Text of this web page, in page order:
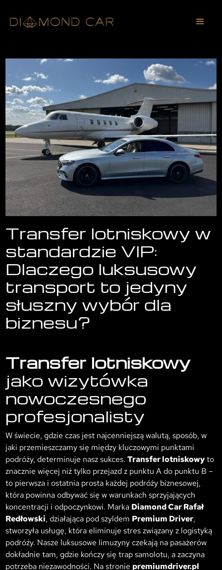
Transfer lotniskowy w
standardzie VIP:
Dlaczego luksusowy
transport to jedyny
słuszny wybór dla
biznesu?
Transfer lotniskowy
jako wizytówka
nowoczesnego
profesjonalisty
W świecie, gdzie czas jest najcenniejszą walutą, sposób, w
jaki przemieszczamy się między kluczowymi punktami
podróży, determinuje nasz sukces.Transfer lotniskowyto
znacznie więcej niż tylko przejazd z punktu A do punktu B –
to pierwsza i ostatnia prosta każdej podróży biznesowej,
która powinna odbywać się w warunkach sprzyjających
koncentracji i odpoczynkowi. Marka Diamond Car Rafał
Redłowski, działająca pod szyldem Premium Driver,
stworzyła usługę, która eliminuje stres związany z logistyką
podróży. Nasze luksusowe limuzyny czekają na pasażerów
dokładnie tam, gdzie kończy się trap samolotu, a zaczyna
potrzeba niezawodności. Na stronie premiumdriver.pl